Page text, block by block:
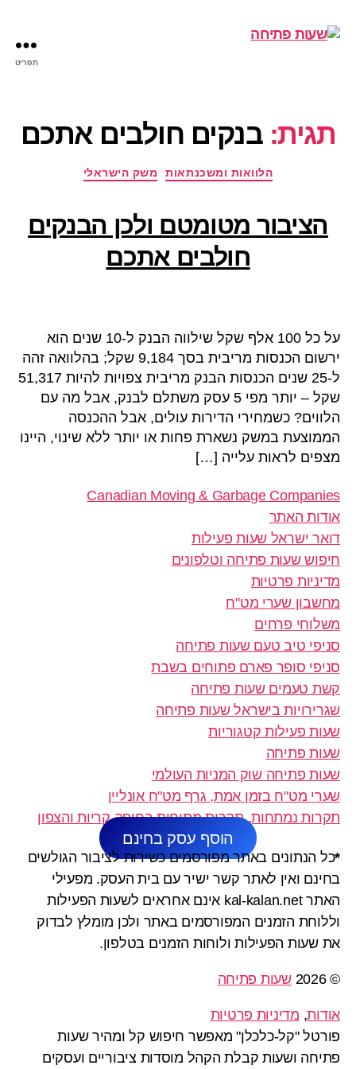
תפריט
תגית: בנקים חולבים אתכם
קטגוריותהלוואות ומשכנתאות משק הישראלי
הציבור מטומטם ולכן הבנקים
חולבים אתכם
על כל 100 אלף שקל שילווה הבנק ל-10 שנים הוא
ירשום הכנסות מריבית בסך 9,184 שקל; בהלוואה זהה
ל-25 שנים הכנסות הבנק מריבית צפויות להיות 51,317
שקל – יותר מפי 5 עסק משתלם לבנק, אבל מה עם
הלווים? כשמחירי הדירות עולים, אבל ההכנסה
הממוצעת במשק נשארת פחות או יותר ללא שינוי, היינו
מצפים לראות עלייה […]
Canadian Moving & Garbage Companies
אודות האתר
דואר ישראל שעות פעילות
חיפוש שעות פתיחה וטלפונים
מדיניות פרטיות
מחשבון שערי מט"ח
משלוחי פרחים
סניפי טיב טעם שעות פתיחה
סניפי סופר פארם פתוחים בשבת
קשת טעמים שעות פתיחה
שגרירויות בישראל שעות פתיחה
שעות פעילות קטגוריות
שעות פתיחה
שעות פתיחה שוק המניות העולמי
שערי מט"ח בזמן אמת, גרף מט"ח אונליין
תקרות נמתחות, תקרות מתוחות בחיפה קריות והצפון
הוסף עסק בחינם
*כל הנתונים באתר מפורסמים כשירות לציבור הגולשים
בחינם ואין לאתר קשר ישיר עם בית העסק. מפעילי
האתר kal-kalan.net אינם אחראים לשעות הפעילות
וללוחת הזמנים המפורסמים באתר ולכן מומלץ לבדוק
את שעות הפעילות ולוחות הזמנים בטלפון.
© 2026 שעות פתיחה
אודות, מדיניות פרטיות
פורטל "קל-כלכלן" מאפשר חיפוש קל ומהיר שעות
פתיחה ושעות קבלת הקהל מוסדות ציבוריים ועסקים